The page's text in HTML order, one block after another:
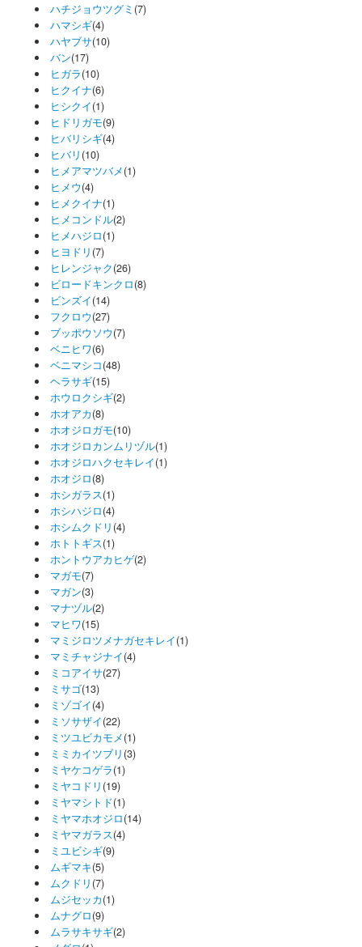
ハチジョウツグミ (7)
ハマシギ(4)
ハヤブサ(10)
バン(17)
ヒガラ(10)
ヒクイナ(6)
ヒシクイ(1)
ヒドリガモ(9)
ヒバリシギ(4)
ヒバリ (10)
ヒメアマツバメ(1)
ヒメウ(4)
ヒメクイナ(1)
ヒメコンドル(2)
ヒメハジロ(1)
ヒヨドリ (7)
ヒレンジャク(26)
ビロードキンクロ(8)
ビンズイ(14)
フクロウ(27)
ブッポウソウ(7)
ベニヒワ(6)
ベニマシコ(48)
ヘラサギ(15)
ホウロクシギ(2)
ホオアカ(8)
ホオジロガモ(10)
ホオジロカンムリヅル(1)
ホオジロハクセキレイ(1)
ホオジロ(8)
ホシガラス(1)
ホシハジロ(4)
ホシムクドリ (4)
ホトトギス(1)
ホントウアカヒゲ(2)
マガモ(7)
マガン(3)
マナヅル(2)
マヒワ(15)
マミジロツメナガセキレイ(1)
マミチャジナイ(4)
ミコアイサ(27)
ミサゴ(13)
ミゾゴイ(4)
ミソサザイ(22)
ミツユビカモメ(1)
ミミカイツブリ (3)
ミヤケコゲラ(1)
ミヤコドリ (19)
ミヤマシトド(1)
ミヤマホオジロ(14)
ミヤマガラス(4)
ミユビシギ(9)
ムギマキ(5)
ムクドリ (7)
ムジセッカ(1)
ムナグロ(9)
ムラサキサギ(2)